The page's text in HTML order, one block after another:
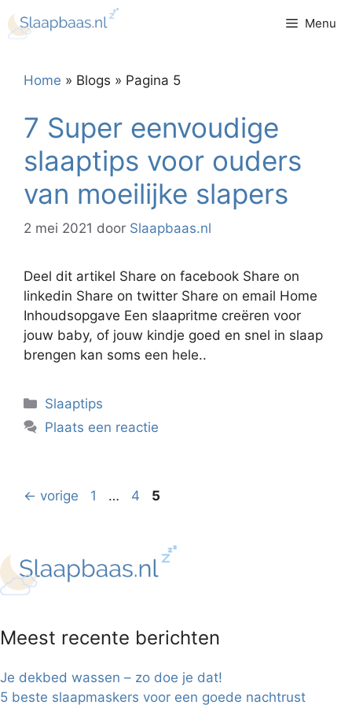
naar
Menu
Home » Blogs » Pagina 5
7 Super eenvoudige
slaaptips voor ouders
van moeilijke slapers
2 mei 2021 door Slaapbaas.nl
Deel dit artikel Share on facebook Share on
linkedin Share on twitter Share on email Home
Inhoudsopgave Een slaapritme creëren voor
jouw baby, of jouw kindje goed en snel in slaap
brengen kan soms een hele..
Categorieën
Slaaptips
Plaats een reactie
← vorige Pagina
1 … Pagina
4 Pagina
5
Meest recente berichten
Je dekbed wassen – zo doe je dat!
5 beste slaapmaskers voor een goede nachtrust